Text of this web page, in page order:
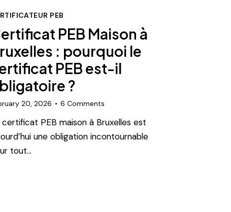
PEB
PEB Maison à
: pourquoi le
PEB est-il
?
20, 2026 6 Comments
certificat PEB maison à Bruxelles est
une obligation incontournable
tout…